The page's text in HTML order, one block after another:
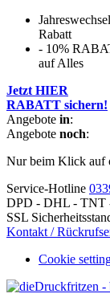
Jahreswechsel
Rabatt
- 10%
auf Alles
Jetzt HIER
RABATT sichern!
Angebote in:
Angebote noch:
Nur beim Klick auf
Service-Hotline
DPD - DHL - TNT
SSL
Kontakt /
Cookie